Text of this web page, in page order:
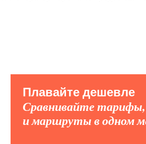
Плавайте дешевле
Сравнивайте тарифы,
и маршруты в одном